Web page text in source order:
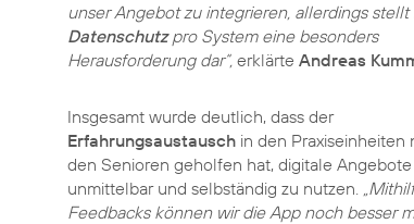
unser Angebot zu integrieren, allerdings stellt
Datenschutzpro System eine besonders
Herausforderung dar“, erklärte Andreas
Insgesamt wurde deutlich, dass der
Erfahrungsaustausch in den Praxiseinheiten
den Senioren geholfen hat, digitale Angebote
unmittelbar und selbständig zu nutzen.
Feedbacks können wir die App noch besser